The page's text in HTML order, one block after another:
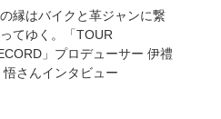
縁はバイクと革ジャンに繋
てゆく。「TOUR
」プロデューサー 伊禮
悟さんインタビュー